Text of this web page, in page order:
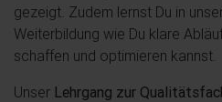
gezeigt. Zudem lernst Du in
Weiterbildung wie Du klare
schaffen und optimieren kannst.
Unser Lehrgang zur